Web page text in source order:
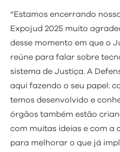
“Estamos encerrando
Expojud 2025 muito
desse momento em que o
reúne para falar sobre
sistema de Justiça. A
aqui fazendo o seu papel:
temos desenvolvido e
órgãos também estão
com muitas ideias e com a
para melhorar o que já